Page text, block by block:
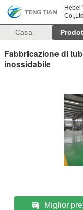
Hebei
Casa.
Fabbricazione di
inossidabile
Miglior